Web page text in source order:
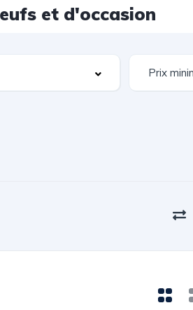
et d'occasion